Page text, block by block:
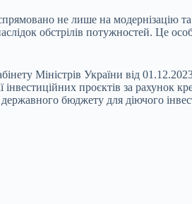
не лише на модернізацію
обстрілів потужностей. Це
Міністрів України від
інвестиційних проєктів за
державного бюджету для діючого